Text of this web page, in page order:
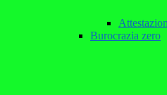
Burocrazia zero